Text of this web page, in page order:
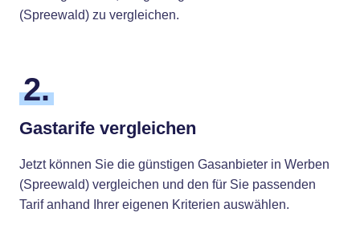
(Spreewald) zu vergleichen.
2.
Gastarife vergleichen
Jetzt können Sie die günstigen Gasanbieter in Werben
(Spreewald) vergleichen und den für Sie passenden
Tarif anhand Ihrer eigenen Kriterien auswählen.